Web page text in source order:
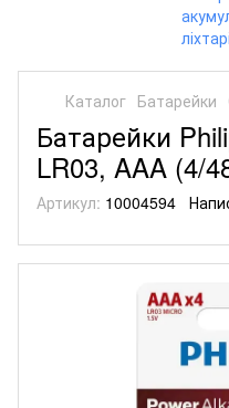
Каталог Батарейки
Батарейки
LR03, AAA (4/
Артикул: 10004594